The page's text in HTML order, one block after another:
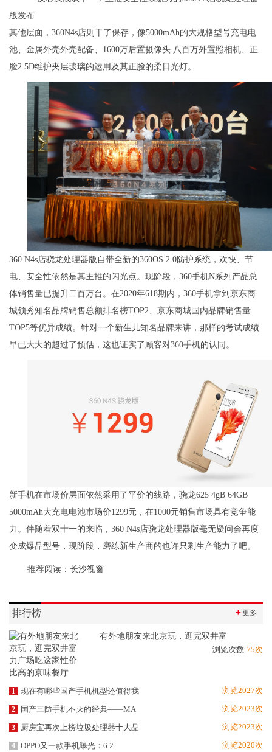
其他层面，360N4s店则干了保存，像5000mAh的大规格型号充电电
池、金属外壳外壳配备、1600万后置摄像头 八百万外置照相机、正
脸2.5D维护夹层玻璃的运用及其正脸的柔日光灯。
360 N4s店骁龙处理器版自带全新的360OS 2.0防护系统，欢快、节
电、安全性依然是其主推的闪光点。现阶段，360手机N系列产品总
体销售量已提升二百万台。在2020年618期内，360手机拿到京东商
城领秀知名品牌销售总额排名榜TOP2、京东商城国内品牌销售量
TOP5等优异成绩。针对一个新生儿知名品牌来讲，那样的考试成绩
早已大大的超过了预估，这也证实了顾客对360手机的认同。
新手机在市场价层面依然采用了平价的线路，骁龙625 4gB 64GB
5000mAh大充电电池市场价1299元，在1000元销售市场具有竞争能
力。伴随着双十一的来临，360 N4s店骁龙处理器版毫无疑问会再度
变成爆品型号，现阶段，磨练新生产商的也许只剩生产能力了吧。
推荐阅读： 长沙视窗
排行榜 ＋更多
有外地朋友来北京玩，逛完双井富
浏览次数:75次
1 现在有哪些国产手机机型还值得我 浏览2027次
2 国产三防手机不灭的经典——MA 浏览2023次
3 厨房宝再次上榜垃圾处理器十大品 浏览2023次
4 OPPO又一款手机曝光：6.2 浏览2020次